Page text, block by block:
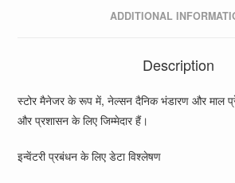
ADDITIONAL
Description
स्टोर मैनेजर के रूप में, नेल्सन दैनिक भंडारण और माल
और प्रशासन के लिए जिम्मेदार हैं।
इन्वेंटरी प्रबंधन के लिए डेटा विश्लेषण